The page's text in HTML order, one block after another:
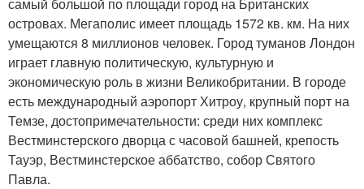
островах. Мегаполис имеет площадь 1572 кв. км. На них
умещаются 8 миллионов человек. Город туманов Лондон
играет главную политическую, культурную и
экономическую роль в жизни Великобритании. В городе
есть международный аэропорт Хитроу, крупный порт на
Темзе, достопримечательности: среди них комплекс
Вестминстерского дворца с часовой башней, крепость
Тауэр, Вестминстерское аббатство, собор Святого
Павла.